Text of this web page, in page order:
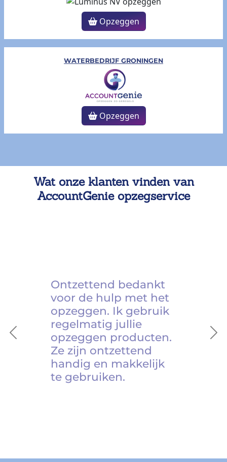
Opzeggen
WATERBEDRIJF GRONINGEN
Opzeggen
Wat onze klanten vinden van
AccountGenie opzegservice
Previous
Ontzettend bedankt
voor de hulp met het
opzeggen. Ik gebruik
regelmatig jullie
opzeggen producten.
Ze zijn ontzettend
handig en makkelijk
te gebruiken.